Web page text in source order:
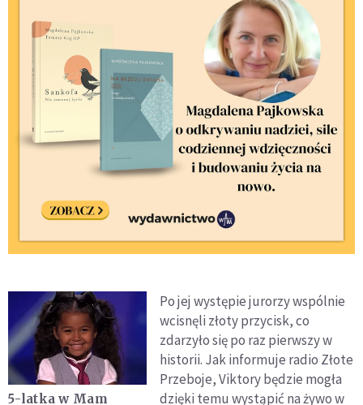
5-latka w Mam
Po jej występie jurorzy wspólnie
wcisnęli złoty przycisk, co
zdarzyło się po raz pierwszy w
historii. Jak informuje radio Złote
Przeboje, Viktory będzie mogła
dzięki temu wystąpić na żywo w